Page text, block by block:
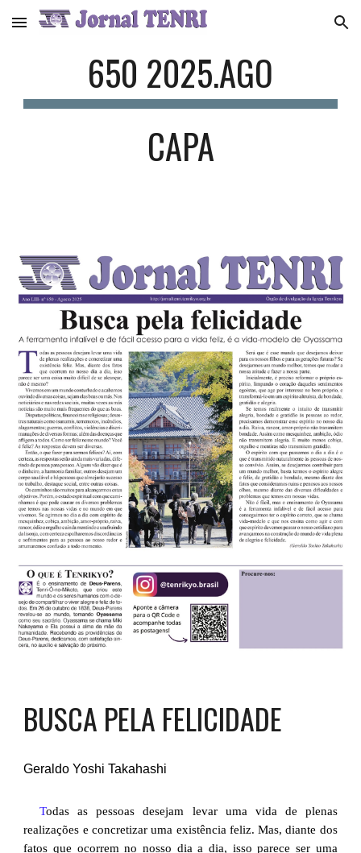
Skip to main content Skip to navigation
650 2025.AGO
CAPA
BUSCA PELA FELICIDADE
Geraldo Yoshi Takahashi
Todas as pessoas desejam levar uma vida de plenas
realizações e concretizar uma existência feliz. Mas, diante dos
fatos que ocorrem no nosso dia a dia, isso parece ser uma